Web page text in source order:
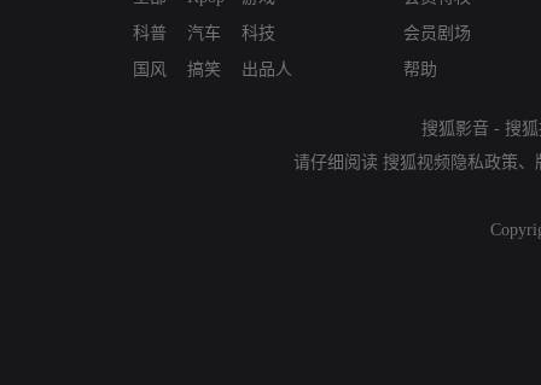
科普
国风
汽车
搞笑
科技
出品人
会员剧场
帮助
搜狐影音 - 搜
请仔细阅读 搜狐视频隐私政策、